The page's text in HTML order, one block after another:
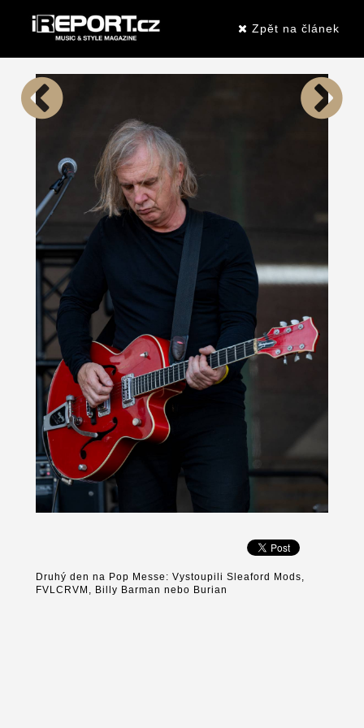
Zpět na článek
Druhý den na Pop Messe: Vystoupili Sleaford Mods,
FVLCRVM, Billy Barman nebo Burian